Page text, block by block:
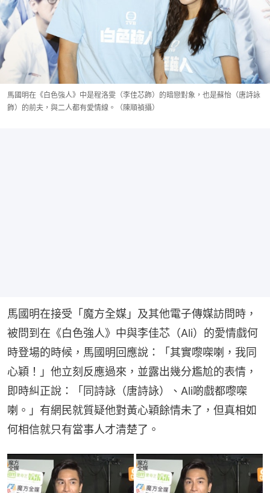
馬國明在《白色強人》中是程洛雯（李佳芯飾）的暗戀對象，也是蘇怡（唐詩詠
飾）的前夫，與二人都有愛情線。（陳順禎攝）
馬國明在接受「魔方全媒」及其他電子傳媒訪問時，
被問到在《白色強人》中與李佳芯（Ali）的愛情戲何
時登場的時候，馬國明回應說：「其實嚟㗎喇，我同
心穎！」他立刻反應過來，並露出幾分尷尬的表情，
即時糾正說：「同詩詠（唐詩詠）、Ali啲戲都嚟㗎
喇。」有網民就質疑他對黃心穎餘情未了，但真相如
何相信就只有當事人才清楚了。